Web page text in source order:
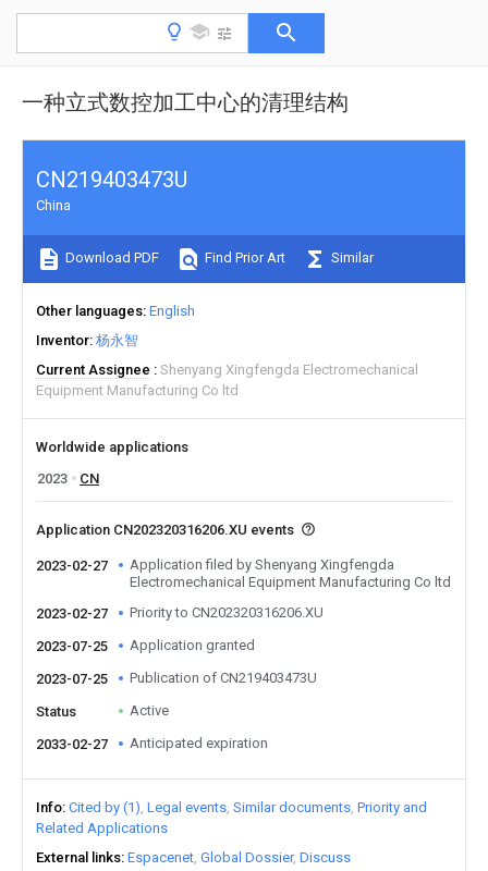
一种立式数控加工中心的清理结构
CN219403473U
China
Download PDF Find Prior Art Similar
Other languages English
Inventor 杨永智
Current Assignee
Shenyang Xingfengda Electromechanical
Equipment Manufacturing Co ltd
Worldwide applications
2023
CN
Application CN202320316206.XU events
2023-02-27
Application filed by Shenyang Xingfengda
Electromechanical Equipment Manufacturing Co ltd
2023-02-27
Priority to CN202320316206.XU
2023-07-25 Application granted
2023-07-25 Publication of CN219403473U
Status Active
2033-02-27 Anticipated expiration
Info Cited by (1) Legal events Similar documents Priority and
Related Applications
External links Espacenet Global Dossier Discuss